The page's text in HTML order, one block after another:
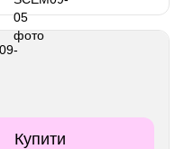
Купити